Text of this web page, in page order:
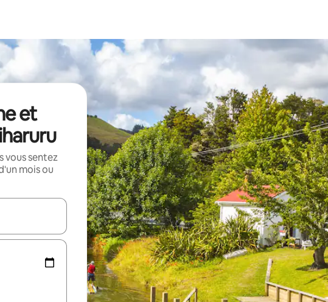
et
vous sentez
mois ou
les flèches vers le haut et vers le bas pour les parcourir ou en appuyant et en